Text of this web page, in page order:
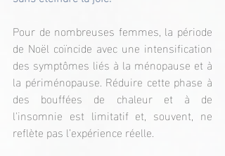
Pour de nombreuses femmes, la période
de Noël coïncide avec une intensification
des symptômes liés à la ménopause et à
la périménopause. Réduire cette phase à
des bouffées de chaleur et à de
l'insomnie est limitatif et, souvent, ne
reflète pas l’expérience réelle.